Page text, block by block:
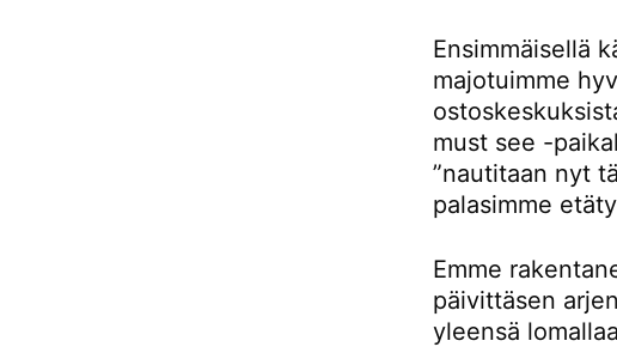
Ensimmäisellä
majotuimme
must see -
”nautitaan nyt
palasimme
Emme
päivittäsen
yleensä